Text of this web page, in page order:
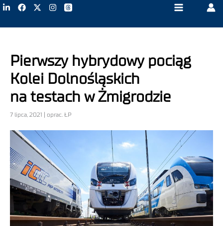
Pierwszy hybrydowy pociąg
Kolei Dolnośląskich
na testach w Żmigrodzie
7 lipca, 2021 | oprac. ŁP